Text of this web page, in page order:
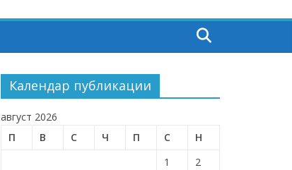
Календар публикации
август 2026
П
В С Ч П С
Н
1
2